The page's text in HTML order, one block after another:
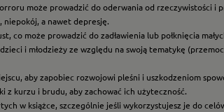
może prowadzić do oderwania od rzeczywistości
niepokój, a nawet depresję.
co może prowadzić do zadławienia lub połknięcia
i młodzieży ze względu na swoją tematykę
aby zapobiec rozwojowi pleśni i uszkodzeniom
kurzu i brudu, aby zachować ich użyteczność.
w książce, szczególnie jeśli wykorzystujesz je do